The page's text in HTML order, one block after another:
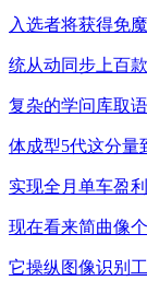
入选者将获得免
统从动同步上百
复杂的学问库取
体成型5代这分量
实现全月单车盈
现在看来简曲像
它操纵图像识别工